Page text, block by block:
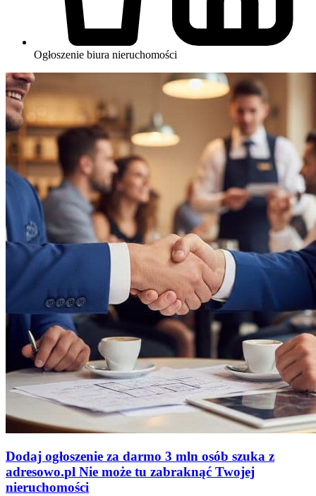
Ogłoszenie biura nieruchomości
Dodaj ogłoszenie za darmo 3 mln osób szuka z
adresowo.pl Nie może tu zabraknąć Twojej
nieruchomości